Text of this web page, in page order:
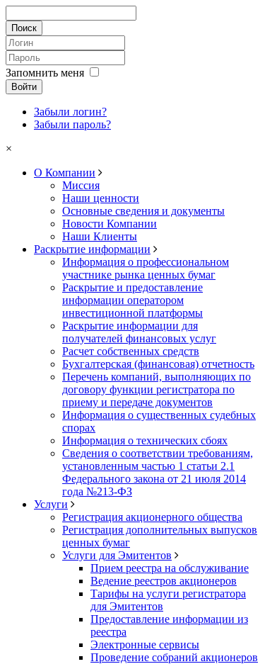
Запомнить меня
Войти
Забыли логин?
Забыли пароль?
×
О Компании
Миссия
Наши ценности
Основные сведения и документы
Новости Компании
Наши Клиенты
Раскрытие информации
Информация о профессиональном
участнике рынка ценных бумаг
Раскрытие и предоставление
информации оператором
инвестиционной платформы
Раскрытие информации для
получателей финансовых услуг
Расчет собственных средств
Бухгалтерская (финансовая) отчетность
Перечень компаний, выполняющих по
договору функции регистратора по
приему и передаче документов
Информация о существенных судебных
спорах
Информация о технических сбоях
Сведения о соответствии требованиям,
установленным частью 1 статьи 2.1
Федерального закона от 21 июля 2014
года №213-ФЗ
Услуги
Регистрация акционерного общества
Регистрация дополнительных выпусков
ценных бумаг
Услуги для Эмитентов
Прием реестра на обслуживание
Ведение реестров акционеров
Тарифы на услуги регистратора
для Эмитентов
Предоставление информации из
реестра
Электронные сервисы
Проведение собраний акционеров